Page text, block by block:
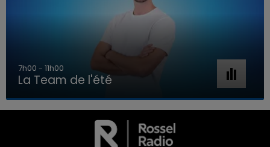
LA TEAM DE L'ÉTÉ
7h00 - 11h00
La Team de l'été